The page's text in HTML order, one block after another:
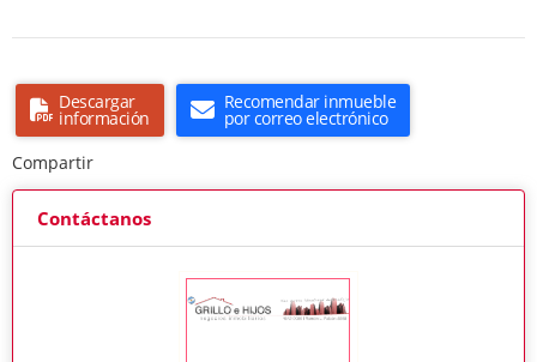
Descargar
información
Recomendar inmueble
por correo electrónico
Compartir
Contáctanos